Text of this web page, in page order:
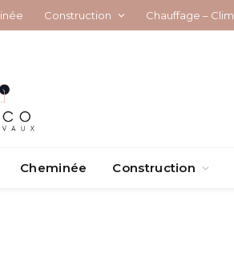
Construction Chauffage – Clim
Cheminée Construction